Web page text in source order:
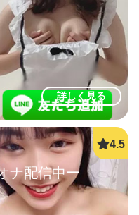
詳しく見る
ナ配信中ー